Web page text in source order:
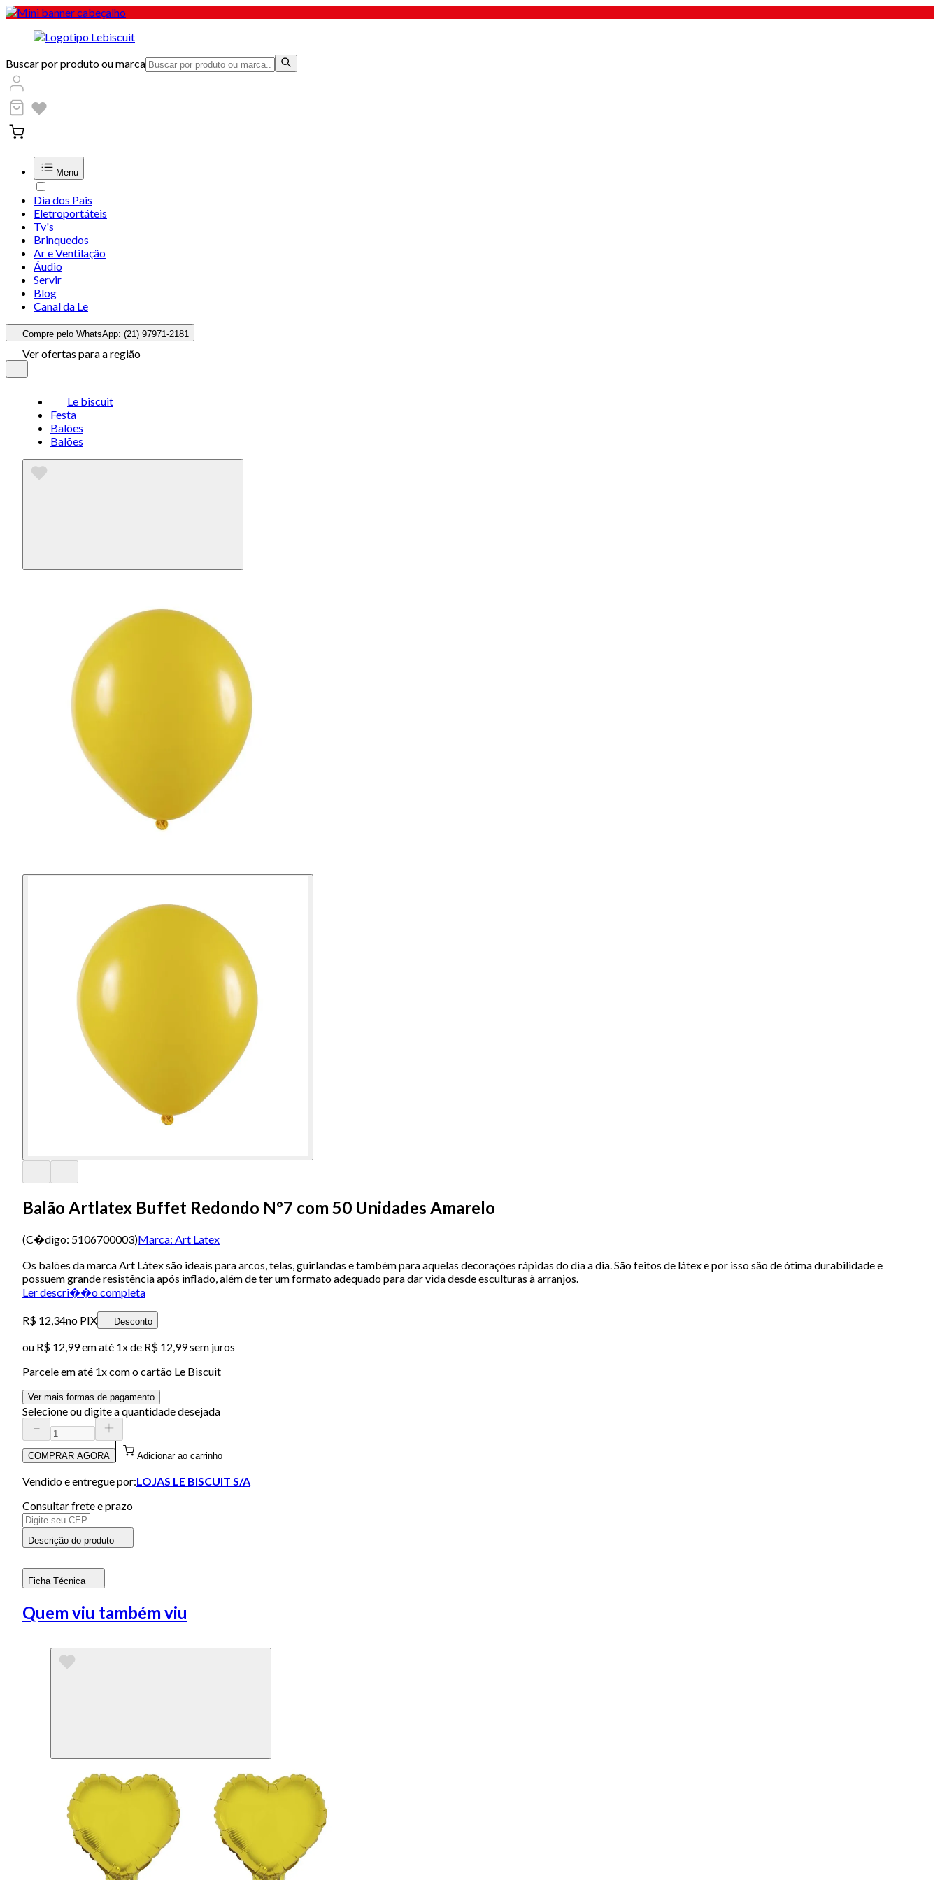
Buscar por produto ou marca
Menu
Dia dos Pais
Eletroportáteis
Tv's
Brinquedos
Ar e Ventilação
Áudio
Servir
Blog
Canal da Le
Compre pelo WhatsApp: (21) 97971-2181
Ver ofertas para a região
Le biscuit
Festa
Balões
Balões
Balão Artlatex Buffet Redondo Nº7 com 50 Unidades Amarelo
(C�digo: 5106700003)Marca: Art Latex
Os balões da marca Art Látex são ideais para arcos, telas, guirlandas e também para aquelas decorações rápidas do dia a dia. São feitos de látex e por isso são de ótima durabilidade e
possuem grande resistência após inflado, além de ter um formato adequado para dar vida desde esculturas à arranjos.
Ler descri��o completa
R$ 12,34no PIX Desconto
ou R$ 12,99em até 1x de R$ 12,99sem juros
Parcele em até 1x com o cartão Le Biscuit
Ver mais formas de pagamento
Selecione ou digite a quantidade desejada
COMPRAR AGORA Adicionar ao carrinho
Vendido e entregue por:LOJAS LE BISCUIT S/A
Consultar frete e prazo
Descrição do produto
Ficha Técnica
Quem viu também viu